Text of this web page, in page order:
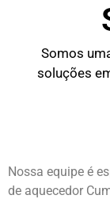
Somos
soluções
Nossa equipe é
de aquecedor